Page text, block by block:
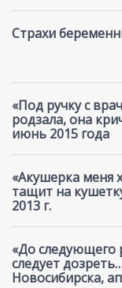
Страхи
«Под ручку с
родзала, она
июнь 2015 года
«Акушерка меня
тащит на
2013 г.
«До следующего
следует
Новосибирска,